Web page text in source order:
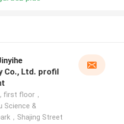
Co., Ltd. profil
first floor，
Science &
，Shajing Street